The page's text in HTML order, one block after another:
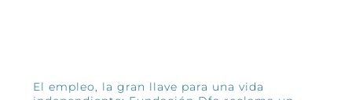
El empleo, la gran llave para una vida